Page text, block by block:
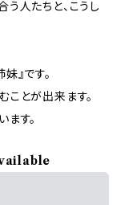
人たちと、こうし
』です。
ことが出来ます。
す。